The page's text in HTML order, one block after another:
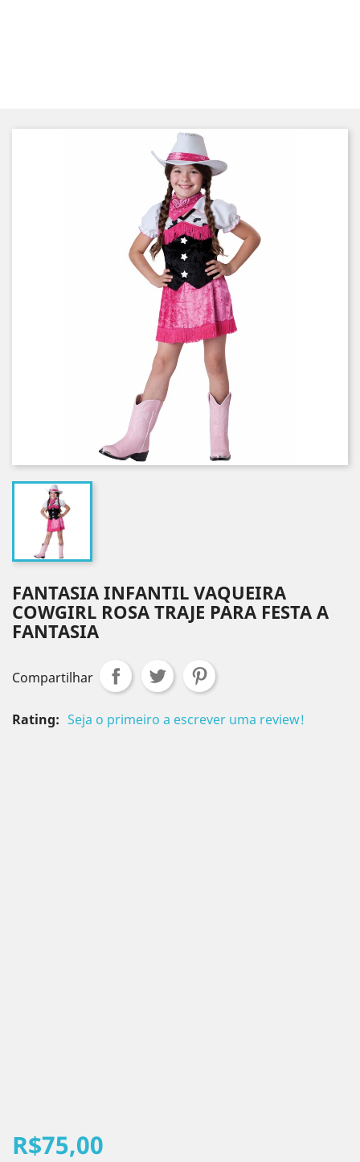
FANTASIA INFANTIL VAQUEIRA
COWGIRL ROSA TRAJE PARA FESTA A
FANTASIA
Compartilhar
Rating: Seja o primeiro a escrever uma review!
R$75,00